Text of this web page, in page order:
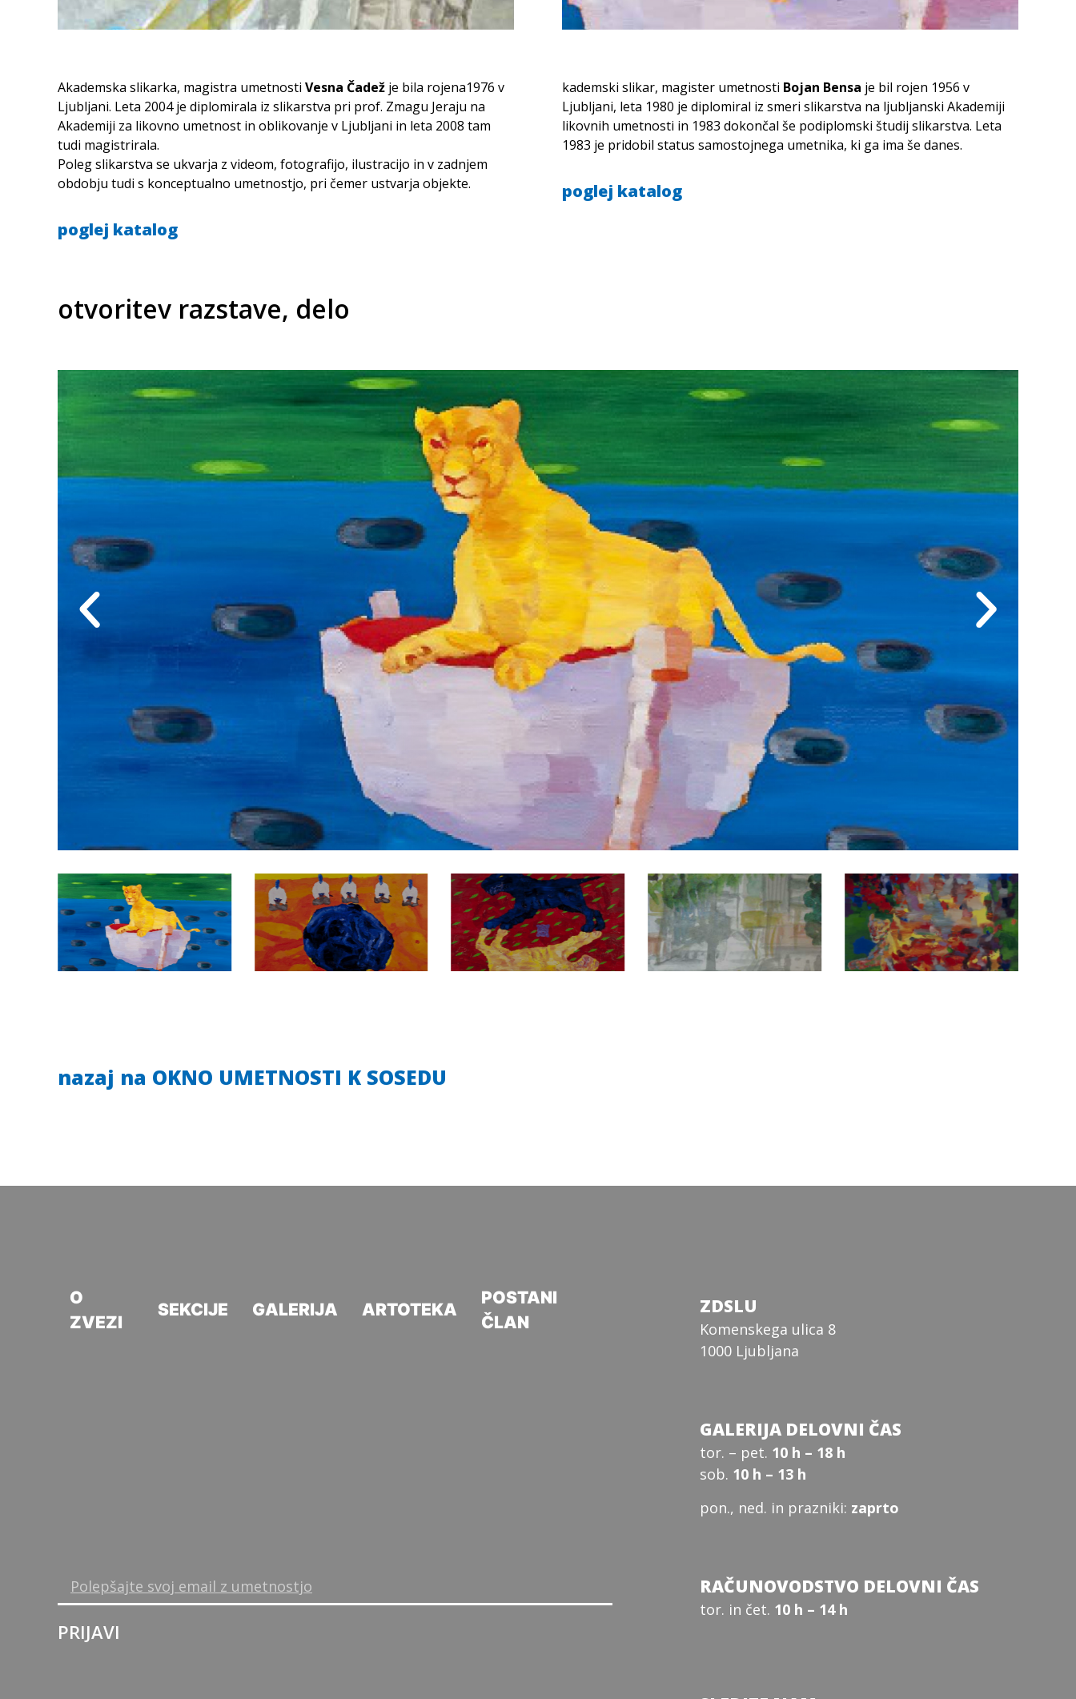
Akademska slikarka, magistra umetnosti Vesna Čadež je bila rojena1976 v
Ljubljani. Leta 2004 je diplomirala iz slikarstva pri prof. Zmagu Jeraju na
Akademiji za likovno umetnost in oblikovanje v Ljubljani in leta 2008 tam
tudi magistrirala.
Poleg slikarstva se ukvarja z videom, fotografijo, ilustracijo in v zadnjem
obdobju tudi s konceptualno umetnostjo, pri čemer ustvarja objekte.
poglej katalog
kademski slikar, magister umetnosti Bojan Bensa je bil rojen 1956 v
Ljubljani, leta 1980 je diplomiral iz smeri slikarstva na ljubljanski Akademiji
likovnih umetnosti in 1983 dokončal še podiplomski študij slikarstva. Leta
1983 je pridobil status samostojnega umetnika, ki ga ima še danes.
poglej katalog
otvoritev razstave, delo
nazaj na OKNO UMETNOSTI K SOSEDU
O
ZVEZI
SEKCIJE GALERIJA ARTOTEKA
POSTANI
ČLAN
PRIJAVI
ZDSLU
Komenskega ulica 8
1000 Ljubljana
GALERIJA DELOVNI ČAS
tor. – pet. 10 h – 18 h
sob. 10 h – 13 h
pon., ned. in prazniki: zaprto
RAČUNOVODSTVO DELOVNI ČAS
tor. in čet. 10 h – 14 h